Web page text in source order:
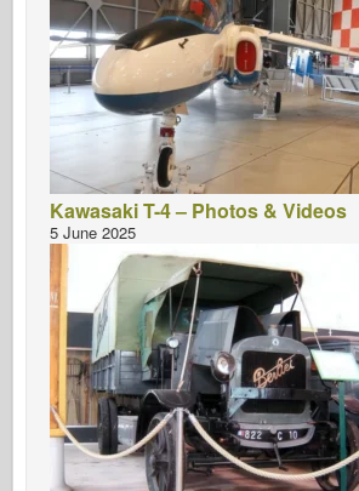
Kawasaki T-4 – Photos & Videos
5 June 2025